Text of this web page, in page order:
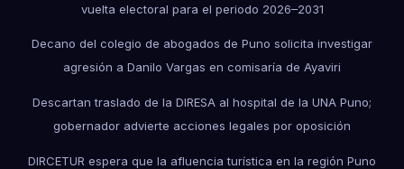
vuelta electoral para el periodo 2026–2031
Decano del colegio de abogados de Puno solicita investigar
agresión a Danilo Vargas en comisaría de Ayaviri
Descartan traslado de la DIRESA al hospital de la UNA Puno;
gobernador advierte acciones legales por oposición
DIRCETUR espera que la afluencia turística en la región Puno